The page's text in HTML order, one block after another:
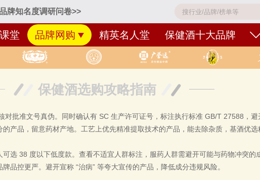
牌知名度调研问卷>>
堂 品牌网购 精英名人堂 保健酒十大品牌
保健酒选购攻略指南
对批准文号真伪。同时确认有 SC 生产许可证号，标注执行标准 GB/T 27588，避
的产品，留意药材产地。工艺上优先精准提取技术的产品，能去除杂质，基酒优
选 38 度以下低度款。查看不适宜人群标注，服药人群需避开可能与药物冲突的
品控更严。避开宣称 “治病” 等夸大宣传的产品，降低成分违规风险。